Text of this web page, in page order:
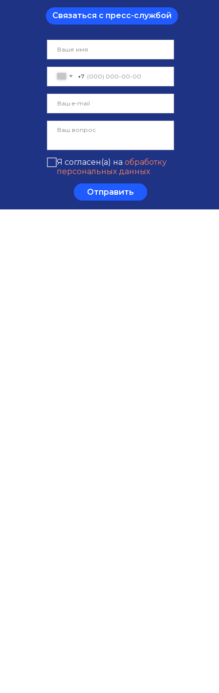
+7
Я согласен(а) на обработку
персональных данных
Отправить
Связаться с пресс-службой